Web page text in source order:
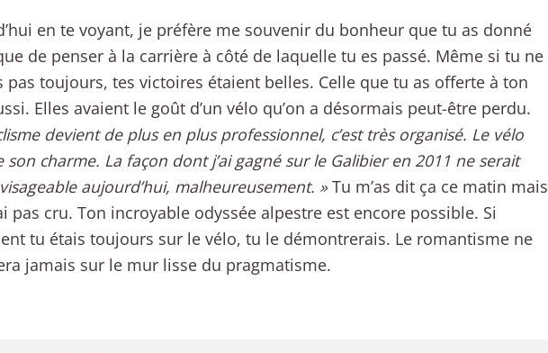
en te voyant, je préfère me souvenir du bonheur que tu as donné
de penser à la carrière à côté de laquelle tu es passé. Même si tu ne
pas toujours, tes victoires étaient belles. Celle que tu as offerte à ton
Elles avaient le goût d’un vélo qu’on a désormais peut-être perdu.
devient de plus en plus professionnel, c’est très organisé. Le vélo
son charme. La façon dont j’ai gagné sur le Galibier en 2011 ne serait
aujourd’hui, malheureusement. »Tu m’as dit ça ce matin mais
pas cru. Ton incroyable odyssée alpestre est encore possible. Si
tu étais toujours sur le vélo, tu le démontrerais. Le romantisme ne
jamais sur le mur lisse du pragmatisme.